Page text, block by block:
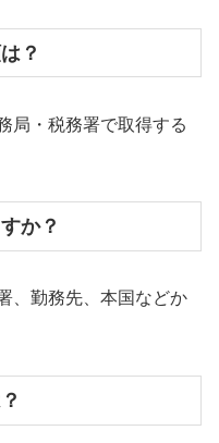
？
局・税務署で取得する
か？
、勤務先、本国などか